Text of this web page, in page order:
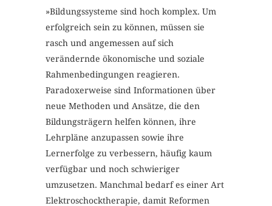
»Bildungssysteme sind hoch komplex. Um
erfolgreich sein zu können, müssen sie
rasch und angemessen auf sich
verändernde ökonomische und soziale
Rahmenbedingungen reagieren.
Paradoxerweise sind Informationen über
neue Methoden und Ansätze, die den
Bildungsträgern helfen können, ihre
Lehrpläne anzupassen sowie ihre
Lernerfolge zu verbessern, häufig kaum
verfügbar und noch schwieriger
umzusetzen. Manchmal bedarf es einer Art
Elektroschocktherapie, damit Reformen